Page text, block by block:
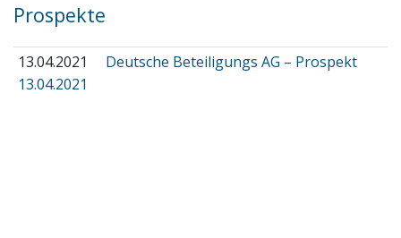
Prospekte
13.04.2021
Deutsche Beteiligungs AG – Prospekt
13.04.2021